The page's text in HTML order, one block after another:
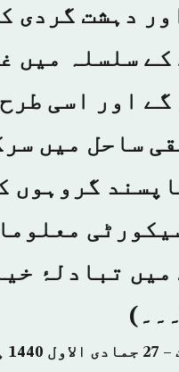
دہشت گردی
کے سلسلہ میں
گے اور اسی طرح
ساحل میں
گروہوں
میں تبادلۂ